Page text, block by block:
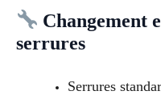
Changement
serrures
Serrures